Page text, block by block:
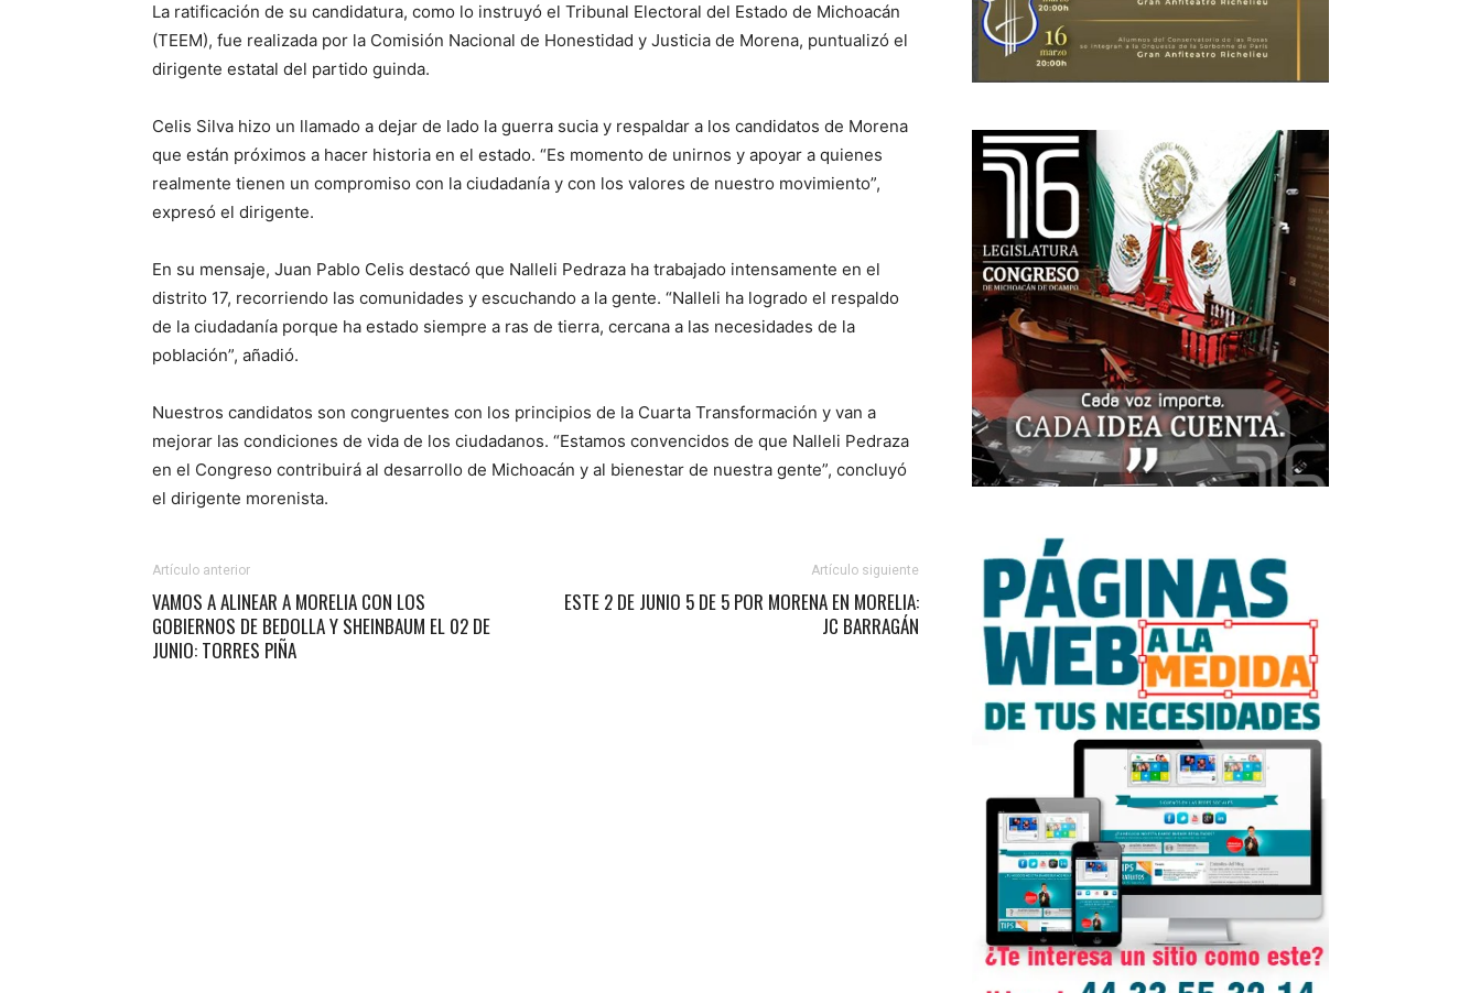
La ratificación de su candidatura, como lo instruyó el Tribunal Electoral del Estado de Michoacán
(TEEM), fue realizada por la Comisión Nacional de Honestidad y Justicia de Morena, puntualizó el
dirigente estatal del partido guinda.
Celis Silva hizo un llamado a dejar de lado la guerra sucia y respaldar a los candidatos de Morena
que están próximos a hacer historia en el estado. “Es momento de unirnos y apoyar a quienes
realmente tienen un compromiso con la ciudadanía y con los valores de nuestro movimiento”,
expresó el dirigente.
En su mensaje, Juan Pablo Celis destacó que Nalleli Pedraza ha trabajado intensamente en el
distrito 17, recorriendo las comunidades y escuchando a la gente. “Nalleli ha logrado el respaldo
de la ciudadanía porque ha estado siempre a ras de tierra, cercana a las necesidades de la
población”, añadió.
Nuestros candidatos son congruentes con los principios de la Cuarta Transformación y van a
mejorar las condiciones de vida de los ciudadanos. “Estamos convencidos de que Nalleli Pedraza
en el Congreso contribuirá al desarrollo de Michoacán y al bienestar de nuestra gente”, concluyó
el dirigente morenista.
Artículo anterior
VAMOS A ALINEAR A MORELIA CON LOS
GOBIERNOS DE BEDOLLA Y SHEINBAUM EL 02 DE
JUNIO: TORRES PIÑA
Artículo siguiente
ESTE 2 DE JUNIO 5 DE 5 POR MORENA EN MORELIA:
JC BARRAGÁN